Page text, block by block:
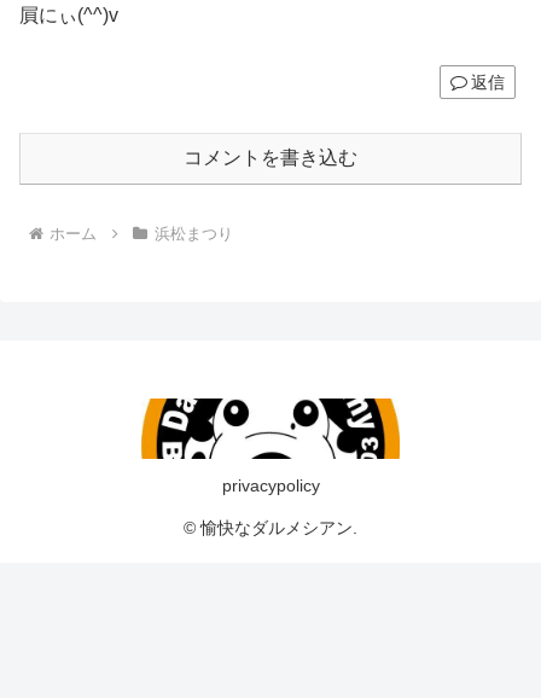
屓にぃ(^^)v
返信
コメントを書き込む
ホーム 浜松まつり
privacypolicy
© 愉快なダルメシアン.